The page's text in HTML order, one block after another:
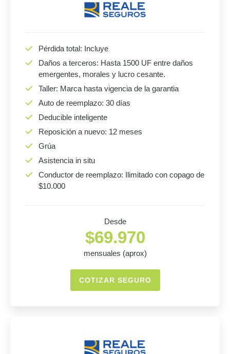
Pérdida total: Incluye
Daños a terceros: Hasta 1500 UF entre daños
emergentes, morales y lucro cesante.
Taller: Marca hasta vigencia de la garantia
Auto de reemplazo: 30 días
Deducible inteligente
Reposición a nuevo: 12 meses
Grúa
Asistencia in situ
Conductor de reemplazo: Ilimitado con copago de
$10.000
Desde
$69.970
mensuales (aprox)
COTIZAR SEGURO